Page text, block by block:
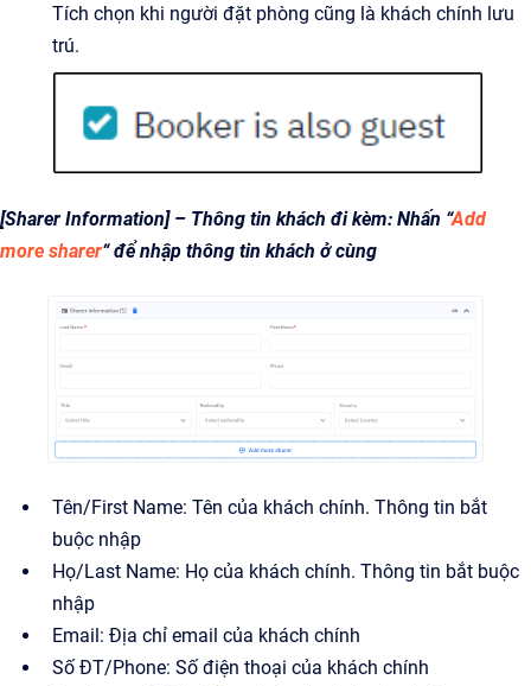
Tích chọn khi người đặt phòng cũng là khách chính lưu
trú.
[Sharer Information] – Thông tin khách đi kèm: Nhấn “Add
more sharer“ để nhập thông tin khách ở cùng
Tên/First Name: Tên của khách chính. Thông tin bắt
buộc nhập
Họ/Last Name: Họ của khách chính. Thông tin bắt buộc
nhập
Email: Địa chỉ email của khách chính
Số ĐT/Phone: Số điện thoại của khách chính